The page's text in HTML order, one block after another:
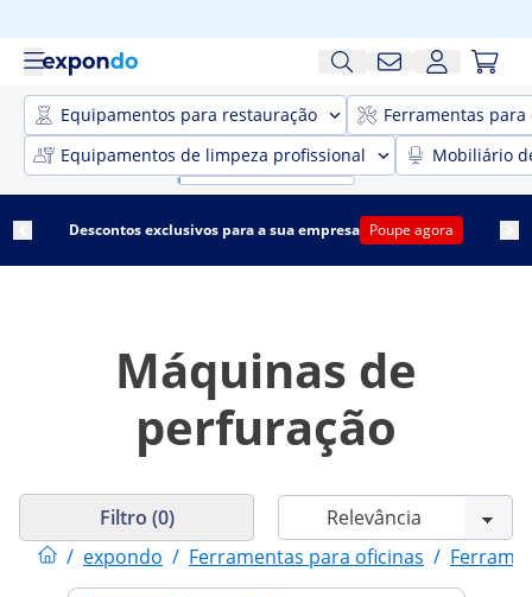
Equipamentos para restauração
Ferramentas para
Equipamentos de limpeza profissional
Mobiliário
Descontos exclusivos para a sua empresa Poupe agora
Máquinas de
perfuração
/ expondo / Ferramentas para oficinas /
Filtro (0)